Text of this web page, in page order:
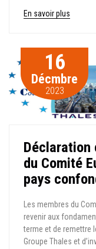
En savoir plus
16
Décmbre
2023
Déclaration
du Comité
pays
Les membres du
revenir aux
terme et de remettre
Groupe Thales et